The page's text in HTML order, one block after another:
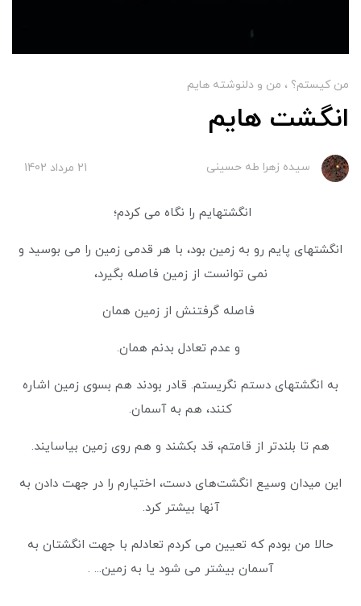
من کیستم؟ من و دلنوشته هایم
انگشت هایم
سیده زهرا طه حسینی 21 مرداد 1402
انگشتهایم را نگاه می کردم؛
انگشتهای پایم رو به زمین بود، با هر قدمی زمین را می بوسید و
نمی توانست از زمین فاصله بگیرد،
فاصله گرفتنش از زمین همان
و عدم تعادل بدنم همان.
به انگشتهای دستم نگریستم. قادر بودند هم بسوی زمین اشاره
کنند، هم به آسمان.
هم تا بلندتر از قامتم، قد بکشند و هم روی زمین بیاسایند.
این میدان وسیع انگشت‌های دست، اختیارم را در جهت دادن به
آنها بیشتر کرد.
حالا من بودم که تعیین می کردم تعادلم با جهت انگشتان به
آسمان بیشتر می شود یا به زمین... .